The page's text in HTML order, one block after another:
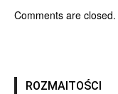
Comments are closed.
ROZMAITOŚCI